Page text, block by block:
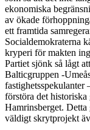
ekonomiska
av ökade
ett framtida
Socialdemokraterna
kryperi för makten
Partiet sjönk så lågt
Balticgruppen -
fastighetsspekulanter
förstöra det historiska
Hamrinsberget. Detta
väldigt skrytprojekt